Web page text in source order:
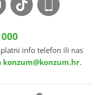
info telefon ili nas
konzum@konzum.hr.